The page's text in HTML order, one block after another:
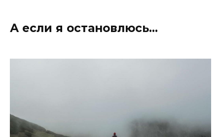
А если я остановлюсь…